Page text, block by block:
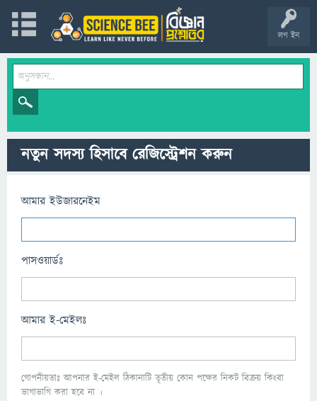
লগ ইন
নতুন সদস্য হিসাবে রেজিস্ট্রেশন করুন
আমার ইউজারনেইম
পাসওয়ার্ডঃ
আমার ই-মেইলঃ
গোপনীয়তাঃ আপনার ই-মেইল ঠিকানাটি তৃতীয় কোন পক্ষের নিকট বিক্রয় কিংবা
ভাগাভাগি করা হবে না ।